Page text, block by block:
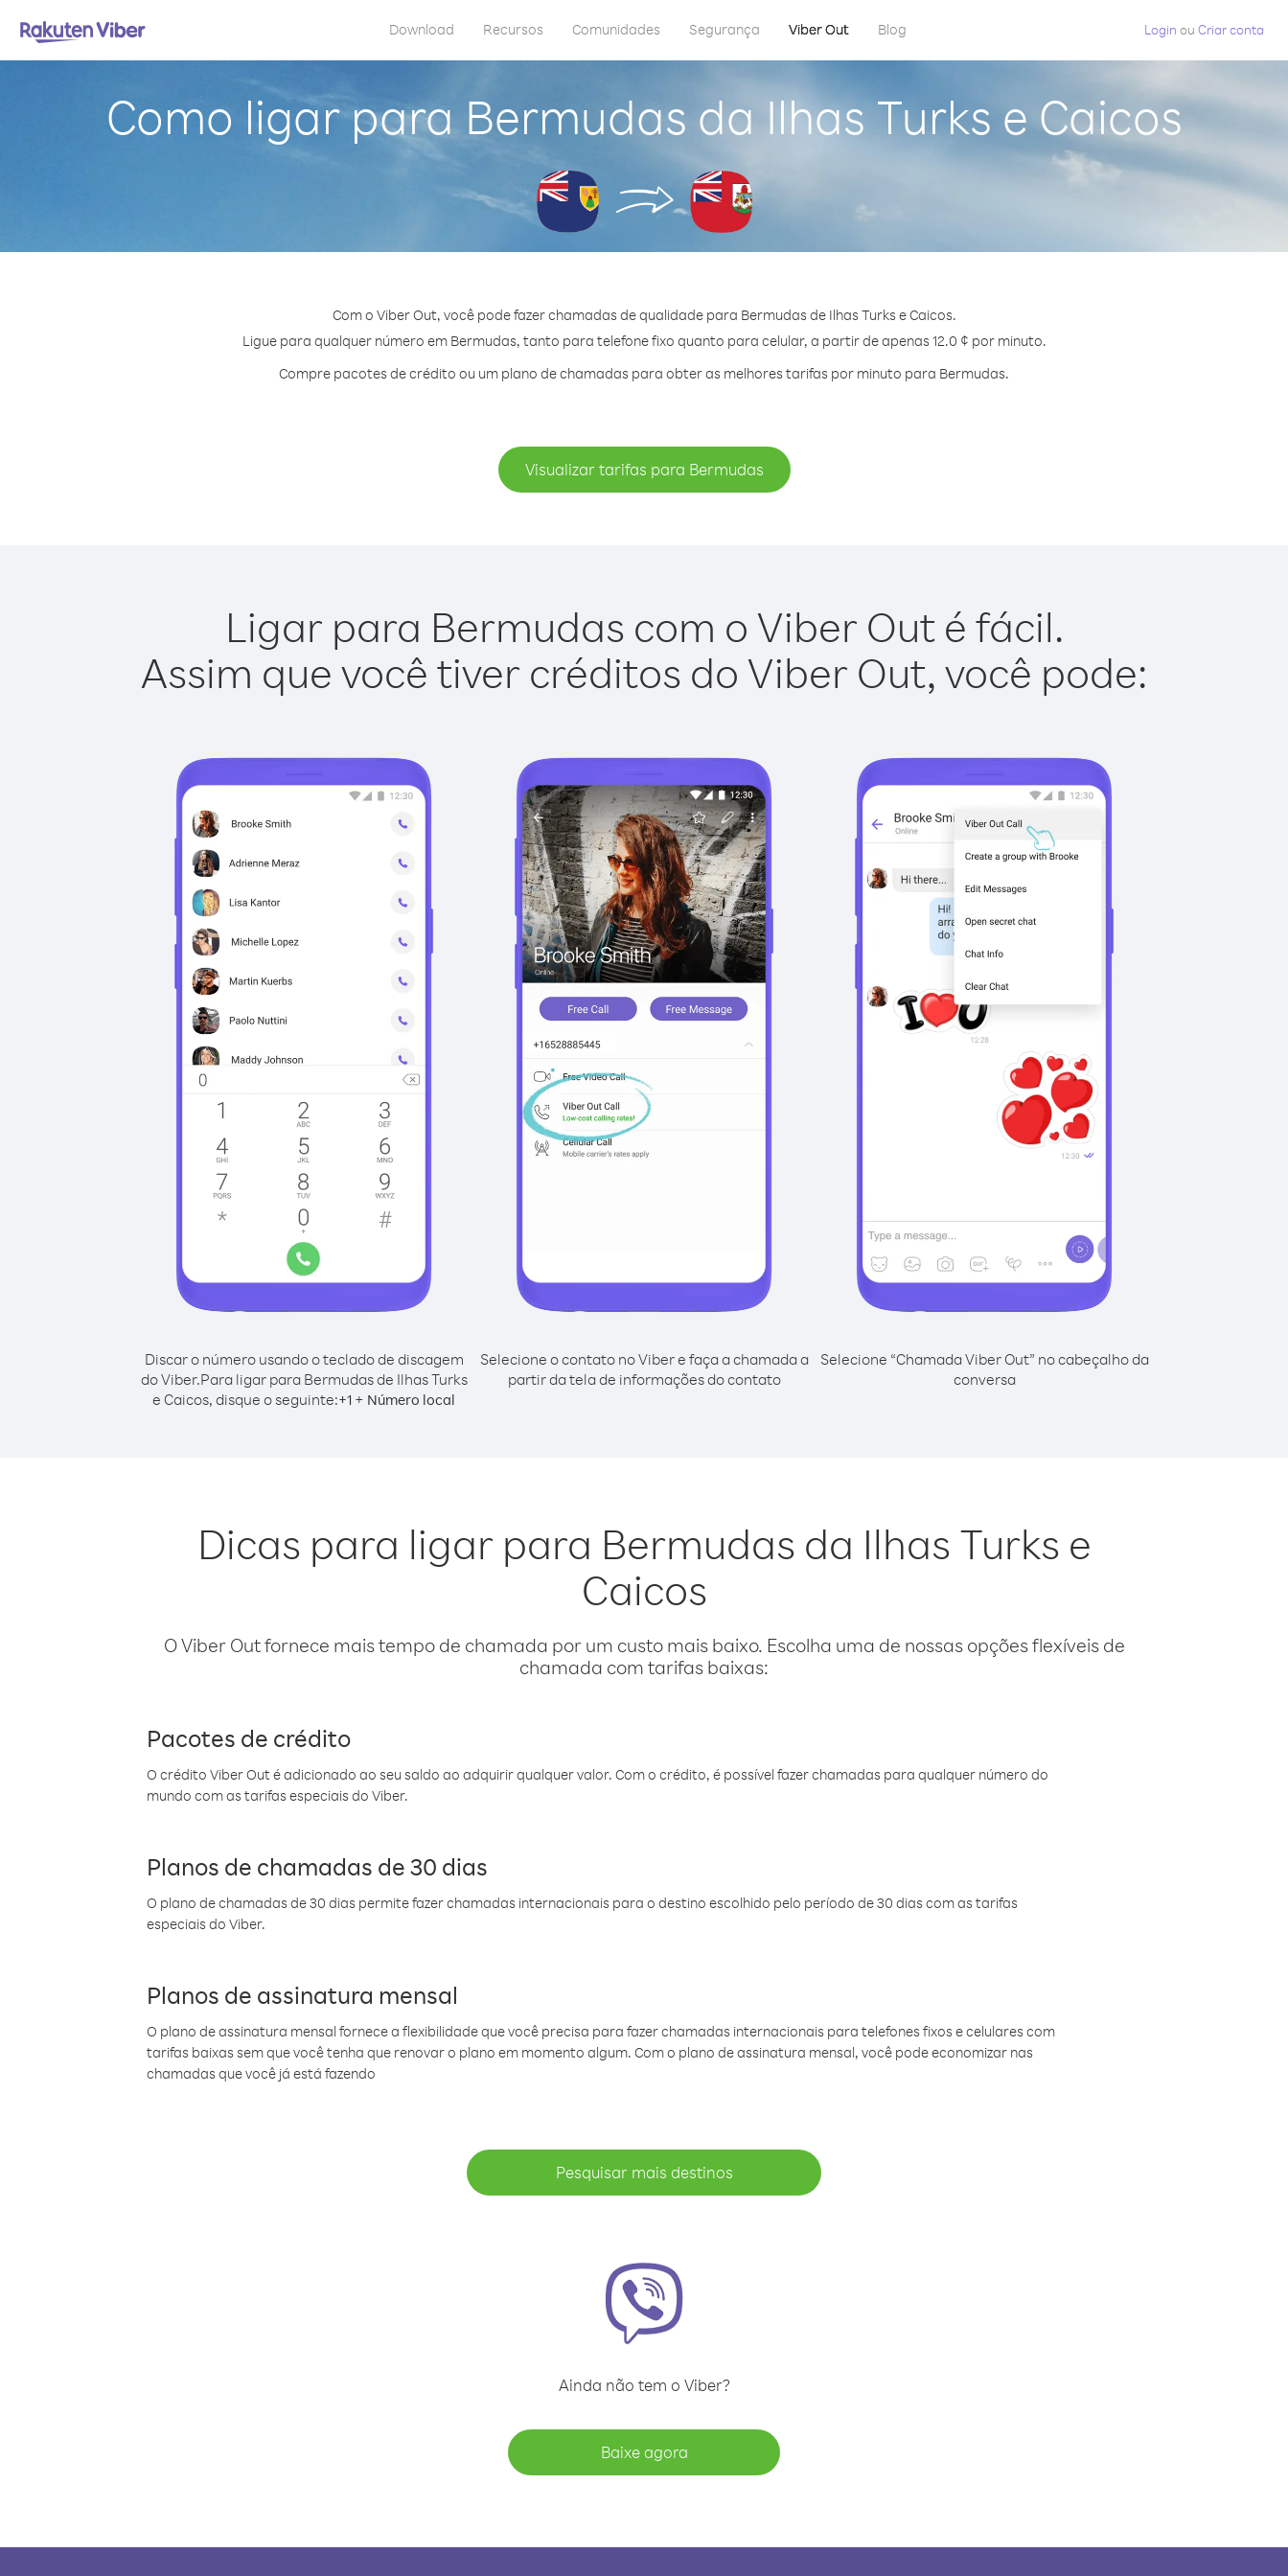
Download Recursos Comunidades Segurança Viber Out Blog Login ou Criar conta
Como ligar para Bermudas da Ilhas Turks e Caicos
Com o Viber Out, você pode fazer chamadas de qualidade para Bermudas de Ilhas Turks e Caicos.
Ligue para qualquer número em Bermudas, tanto para telefone fixo quanto para celular, a partir de apenas 12.0 ¢ por minuto.
Compre pacotes de crédito ou um plano de chamadas para obter as melhores tarifas por minuto para Bermudas.
Visualizar tarifas para Bermudas
Ligar para Bermudas com o Viber Out é fácil.
Assim que você tiver créditos do Viber Out, você pode:
Discar o número usando o teclado de discagem
do Viber.Para ligar para Bermudas de Ilhas Turks
e Caicos, disque o seguinte:+1 + Número local
Selecione o contato no Viber e faça a chamada a
partir da tela de informações do contato
Selecione “Chamada Viber Out” no cabeçalho da
conversa
Dicas para ligar para Bermudas da Ilhas Turks e
Caicos
O Viber Out fornece mais tempo de chamada por um custo mais baixo. Escolha uma de nossas opções flexíveis de
chamada com tarifas baixas:
Pacotes de crédito
O crédito Viber Out é adicionado ao seu saldo ao adquirir qualquer valor. Com o crédito, é possível fazer chamadas para qualquer número do
mundo com as tarifas especiais do Viber.
Planos de chamadas de 30 dias
O plano de chamadas de 30 dias permite fazer chamadas internacionais para o destino escolhido pelo período de 30 dias com as tarifas
especiais do Viber.
Planos de assinatura mensal
O plano de assinatura mensal fornece a flexibilidade que você precisa para fazer chamadas internacionais para telefones fixos e celulares com
tarifas baixas sem que você tenha que renovar o plano em momento algum. Com o plano de assinatura mensal, você pode economizar nas
chamadas que você já está fazendo
Pesquisar mais destinos
Ainda não tem o Viber?
Baixe agora